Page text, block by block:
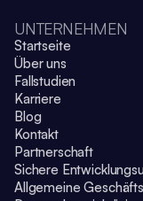
UNTERNEHMEN
Startseite
Über uns
Fallstudien
Karriere
Blog
Kontakt
Partnerschaft
Sichere
Allgemeine